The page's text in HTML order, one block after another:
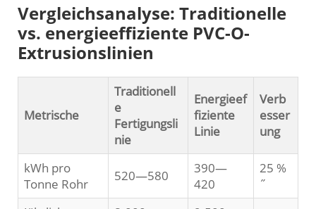
Vergleichsanalyse: Traditionelle
vs. energieeffiziente PVC-O-
Extrusionslinien
Metrische
Traditionell
e
Fertigungsli
nie
Energieef
fiziente
Linie
Verb
esser
ung
kWh pro
Tonne Rohr
520—580
390—
420
25 %
˝